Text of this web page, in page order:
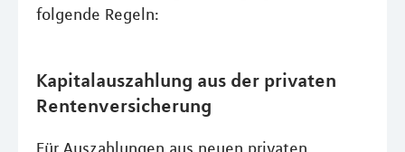
folgende Regeln:
Kapitalauszahlung aus der privaten
Rentenversicherung